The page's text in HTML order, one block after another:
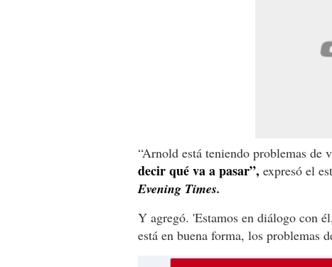
“Arnold está teniendo problemas de
decir qué va a pasar”, expresó el
Evening Times.
Y agregó. 'Estamos en diálogo con
está en buena forma, los problemas